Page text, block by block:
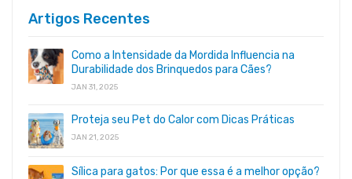
Artigos Recentes
Como a Intensidade da Mordida Influencia na
Durabilidade dos Brinquedos para Cães?
JAN 31, 2025
Proteja seu Pet do Calor com Dicas Práticas
JAN 21, 2025
Sílica para gatos: Por que essa é a melhor opção?